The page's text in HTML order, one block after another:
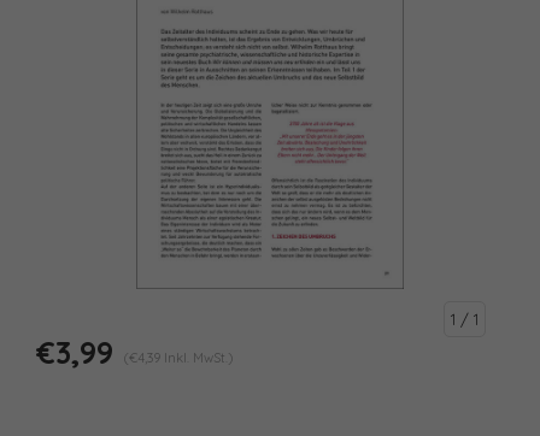
1 / 1
€3,99 (€4,39 Inkl. MwSt.)